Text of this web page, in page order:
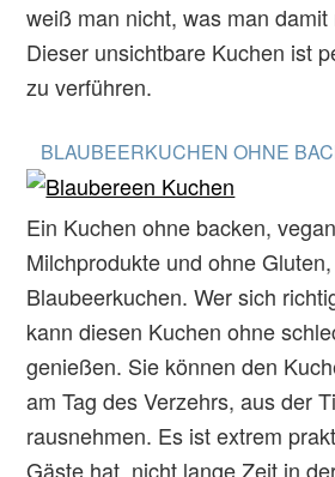
weiß man nicht, was man damit
Dieser unsichtbare Kuchen ist
zu verführen.
BLAUBEERKUCHEN OHNE
Ein Kuchen ohne backen,
Milchprodukte und ohne
Blaubeerkuchen. Wer sich
kann diesen Kuchen ohne
genießen. Sie können den
am Tag des Verzehrs, aus der
rausnehmen. Es ist extrem
Gäste hat, nicht lange Zeit in